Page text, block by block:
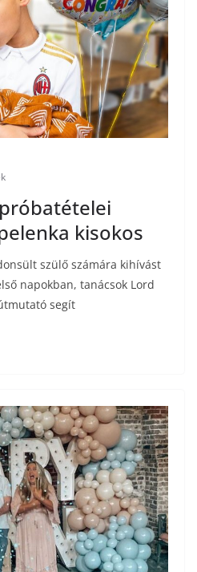
kisokos
szülő számára kihívást
napokban, tanácsok Lord
segít